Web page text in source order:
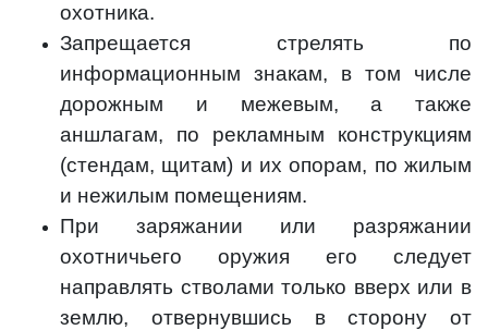
охотника.
Запрещается стрелять по
информационным знакам, в том числе
дорожным и межевым, а также
аншлагам, по рекламным конструкциям
(стендам, щитам) и их опорам, по жилым
и нежилым помещениям.
При заряжании или разряжании
охотничьего оружия его следует
направлять стволами только вверх или в
землю, отвернувшись в сторону от